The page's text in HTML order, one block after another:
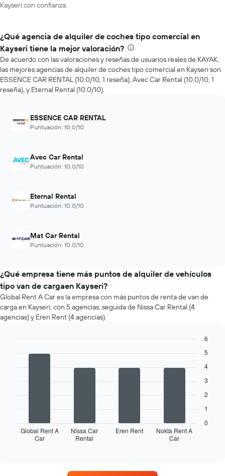
Kayseri con confianza.
¿Qué agencia de alquiler de coches tipo comercial en
Kayseri tiene la mejor valoración?
De acuerdo con las valoraciones y reseñas de usuarios reales de KAYAK,
las mejores agencias de alquiler de coches tipo comercial en Kayseri son
ESSENCE CAR RENTAL (10.0/10, 1 reseña), Avec Car Rental (10.0/10, 1
reseña), y Eternal Rental (10.0/10).
ESSENCE CAR RENTAL
Puntuación: 10.0/10
Avec Car Rental
Puntuación: 10.0/10
Eternal Rental
Puntuación: 10.0/10
Mat Car Rental
Puntuación: 10.0/10
¿Qué empresa tiene más puntos de alquiler de vehículos
tipo van de cargaen Kayseri?
Global Rent A Car es la empresa con más puntos de renta de van de
carga en Kayseri, con 5 agencias, seguida de Nissa Car Rental (4
agencias) y Eren Rent (4 agencias).
gráfico
muestra
graphic.
Global Rent A
Car
Nissa Car
Rental
Eren Rent
Nokta Rent A
Car
0
1
2
3
4
5
6